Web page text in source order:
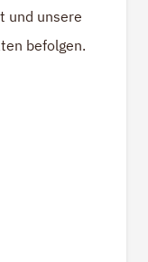
und unsere
befolgen.